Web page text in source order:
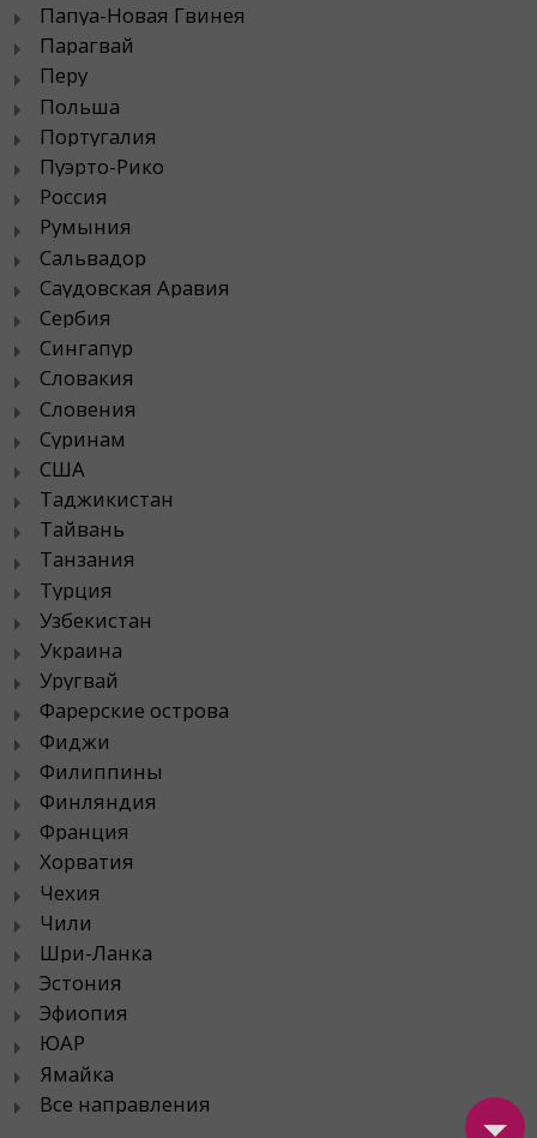
Папуа-Новая Гвинея
Парагвай
Перу
Польша
Португалия
Пуэрто-Рико
Россия
Румыния
Сальвадор
Саудовская Аравия
Сербия
Сингапур
Словакия
Словения
Суринам
США
Таджикистан
Тайвань
Танзания
Турция
Узбекистан
Украина
Уругвай
Фарерские острова
Фиджи
Филиппины
Финляндия
Франция
Хорватия
Чехия
Чили
Шри-Ланка
Эстония
Эфиопия
ЮАР
Ямайка
Все направления